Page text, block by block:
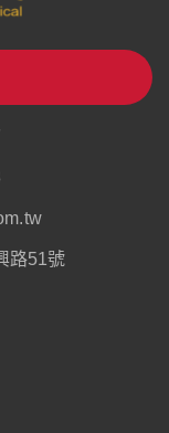
路51號